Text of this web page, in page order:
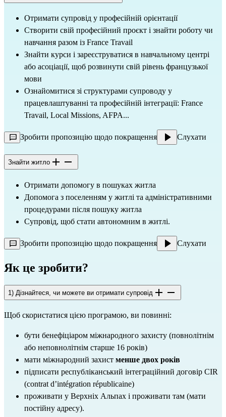
Отримати супровід у професійній орієнтації
Створити свій професійний проєкт і знайти роботу чи
навчання разом із France Travail
Знайти курси і зареєструватися в навчальному центрі
або асоціації, щоб розвинути свій рівень французької
мови
Ознайомитися зі структурами супроводу у
працевлаштуванні та професійній інтеграції: France
Travail, Local Missions, AFPA...
Зробити пропозицію щодо покращення Слухати
Знайти житло
Отримати допомогу в пошуках житла
Допомога з поселенням у житлі та адміністративними
процедурами після пошуку житла
Супровід, щоб стати автономним в житлі.
Зробити пропозицію щодо покращення Слухати
Як це зробити?
1) Дізнайтеся, чи можете ви отримати супровід
Щоб скористатися цією програмою, ви повинні:
бути бенефіціаром міжнародного захисту (повнолітнім
або неповнолітнім старше 16 років)
мати міжнародний захист менше двох років
підписати республіканський інтеграційний договір CIR
(contrat d’intégration républicaine)
проживати у Верхніх Альпах і проживати там (мати
постійну адресу).